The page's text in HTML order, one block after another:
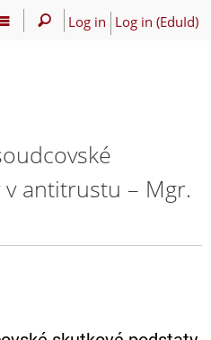
Log in Log in (EduId)
antitrustu – Mgr.